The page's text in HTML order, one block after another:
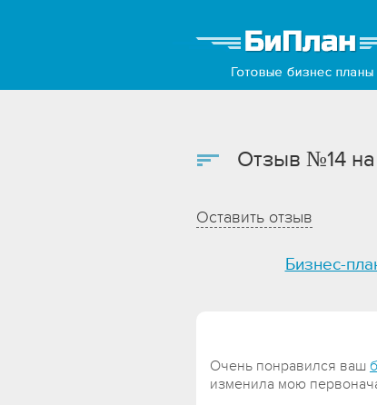
Отзыв №14 на
Оставить отзыв
Бизнес-
Очень понравился ваш
изменила мою